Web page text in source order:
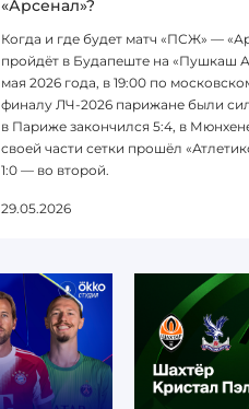
«Арсенал»?
Когда и где будет матч «ПСЖ» —
пройдёт в Будапеште на «Пушкаш
мая 2026 года, в 19:00 по
финалу ЛЧ-2026 парижане были
в Париже закончился 5:4, в
своей части сетки прошёл
1:0 — во второй.
29.05.2026